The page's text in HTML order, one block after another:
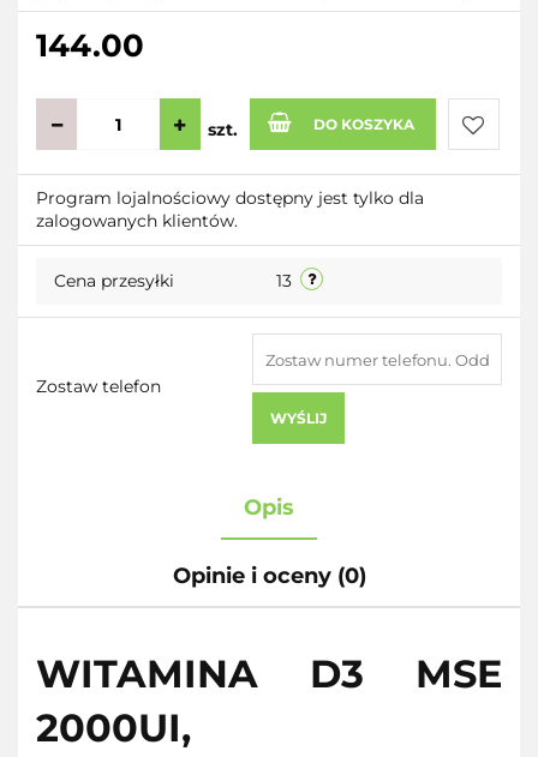
144.00
szt. DO KOSZYKA
Do
Program lojalnościowy dostępny jest tylko dla
zalogowanych klientów.
Cena przesyłki 13
Zostaw telefon
WYŚLIJ
Opis
Opinie i oceny (0)
WITAMINA D3 MSE
2000UI,